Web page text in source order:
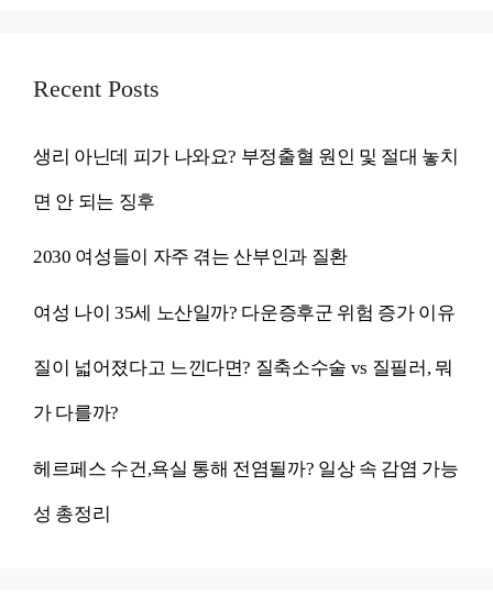
Recent Posts
생리 아닌데 피가 나와요? 부정출혈 원인 및 절대 놓치
면 안 되는 징후
2030 여성들이 자주 겪는 산부인과 질환
여성 나이 35세 노산일까? 다운증후군 위험 증가 이유
질이 넓어졌다고 느낀다면? 질축소수술 vs 질필러, 뭐
가 다를까?
헤르페스 수건,욕실 통해 전염될까? 일상 속 감염 가능
성 총정리